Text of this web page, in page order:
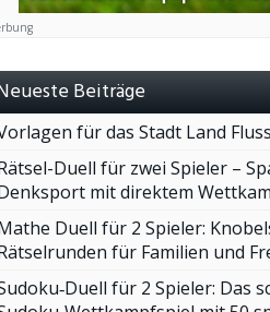
Beiträge
für das Stadt Land
Duell für zwei Spieler –
mit direktem
Duell für 2 Spieler:
für Familien und
für 2 Spieler: Das